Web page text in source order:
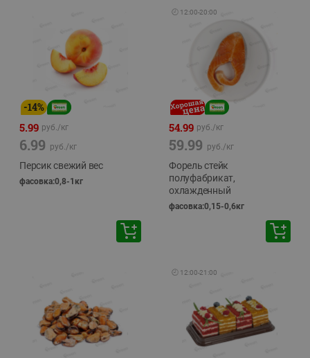
-14%
5.99 руб./кг
6.99 руб./кг
Персик свежий вес
фасовка:0,8-1кг
🕘 12:00-20:00
54.99 руб./кг
59.99 руб./кг
Форель стейк
полуфабрикат,
охлажденный
фасовка:0,15-0,6кг
🕘 12:00-21:00